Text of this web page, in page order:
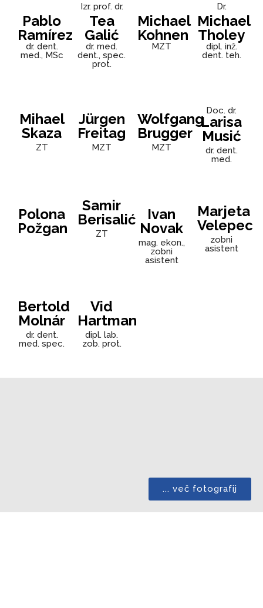
Pablo
Ramírez
dr. dent.
med., MSc
Izr. prof. dr.
Tea
Galić
dr. med.
dent., spec.
prot.
Michael
Kohnen
MZT
Dr.
Michael
Tholey
dipl. inž.
dent. teh.
Mihael
Skaza
ZT
Jürgen
Freitag
MZT
Wolfgang
Brugger
MZT
Doc. dr.
Larisa
Musić
dr. dent.
med.
Polona
Požgan
Samir
Berisalić
ZT
Ivan
Novak
mag. ekon.,
zobni
asistent
Marjeta
Velepec
zobni
asistent
Bertold
Molnár
dr. dent.
med. spec.
Vid
Hartman
dipl. lab.
zob. prot.
... več fotografij